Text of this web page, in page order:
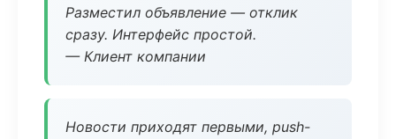
Разместил объявление — отклик
сразу. Интерфейс простой.
— Клиент компании
Новости приходят первыми, push-